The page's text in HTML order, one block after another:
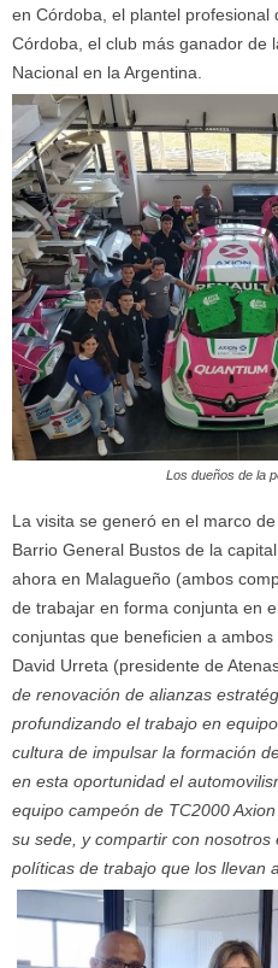
en Córdoba, el plantel profesional
Córdoba, el club más ganador de
Nacional en la Argentina.
Los dueños de la
La visita se generó en el marco
Barrio General Bustos de la
ahora en Malagueño (ambos
de trabajar en forma conjunta en
conjuntas que beneficien a ambos
David Urreta (presidente de
de renovación de alianzas
profundizando el trabajo en
cultura de impulsar la formación
en esta oportunidad el
equipo campeón de TC2000
su sede, y compartir con nosotros
políticas de trabajo que los llevan